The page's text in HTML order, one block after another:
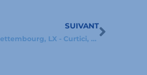
SUIVANT
Nouvelle Route Intermodale Bettembourg, LX - Curtici, RO Suivant